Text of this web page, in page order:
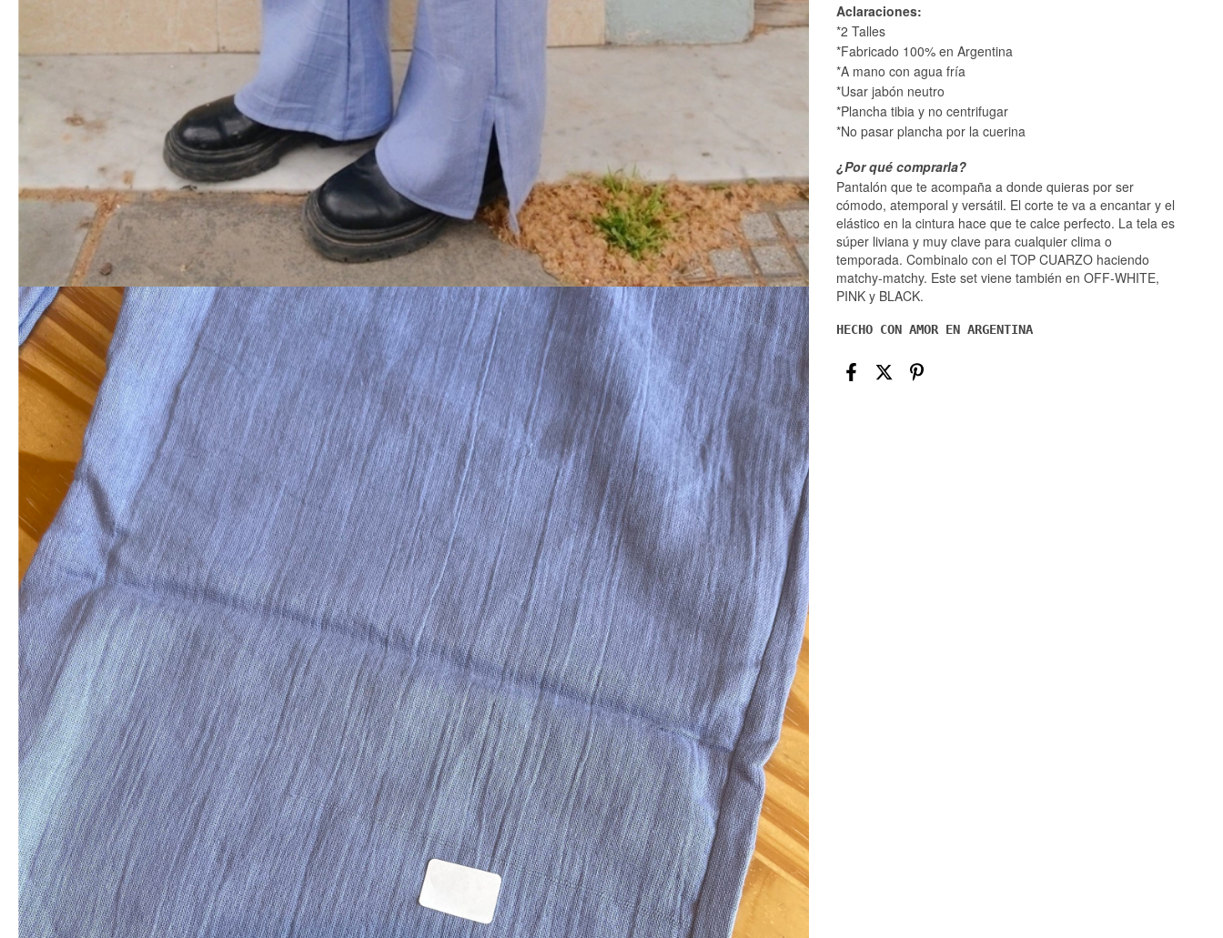
Aclaraciones:
*2 Talles
*Fabricado 100% en Argentina
*A mano con agua fría
*Usar jabón neutro
*Plancha tibia y no centrifugar
*No pasar plancha por la cuerina
¿Por qué comprarla?
Pantalón que te acompaña a donde quieras por ser
cómodo, atemporal y versátil. El corte te va a encantar y el
elástico en la cintura hace que te calce perfecto. La tela es
súper liviana y muy clave para cualquier clima o
temporada. Combinalo con el TOP CUARZO haciendo
matchy-matchy. Este set viene también en OFF-WHITE,
PINK y BLACK.
HECHO CON AMOR EN ARGENTINA